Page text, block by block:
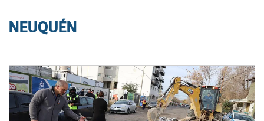
NEUQUÉN